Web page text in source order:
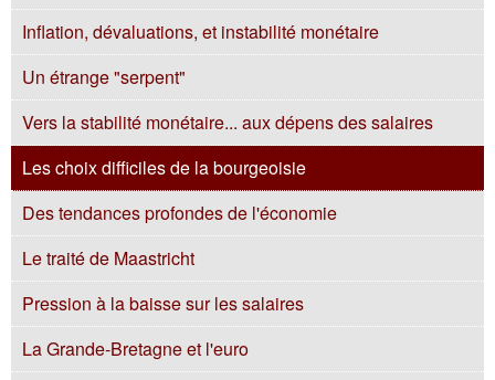
Inflation, dévaluations, et instabilité monétaire
Un étrange "serpent"
Vers la stabilité monétaire... aux dépens des salaires
Les choix difficiles de la bourgeoisie
Des tendances profondes de l'économie
Le traité de Maastricht
Pression à la baisse sur les salaires
La Grande-Bretagne et l'euro